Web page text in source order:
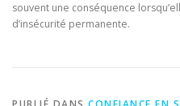
souvent une conséquence
d’insécurité permanente.